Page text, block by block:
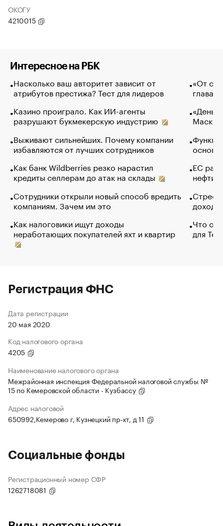
ОКОГУ
4210015
Интересное на РБК
Насколько ваш авторитет зависит от
атрибутов престижа? Тест для лидеров
Казино проиграло. Как ИИ-агенты
разрушают букмекерскую индустрию
Выживают сильнейших. Почему компании
избавляются от лучших сотрудников
Как банк Wildberries резко нарастил
кредиты селлерам до атак на склады
Сотрудники открыли новый способ вредить
компаниям. Зачем им это
Как налоговики ищут доходы
неработающих покупателей яхт и квартир
«От
глава
Маск в
основ
ЕС
нефти
Что
для
Регистрация ФНС
Дата регистрации
20 мая 2020
Код налогового органа
4205
Наименование налогового органа
Межрайонная инспекция Федеральной налоговой службы №
15 по Кемеровской области - Кузбассу
Адрес налоговой
650992,Кемерово г, Кузнецкий пр-кт, д 11
Социальные фонды
Регистрационный номер СФР
1262718081